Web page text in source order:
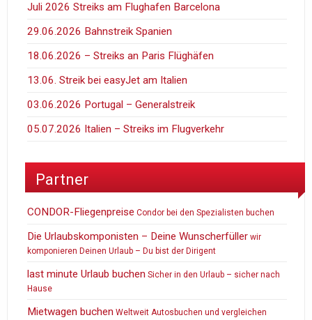
Juli 2026 Streiks am Flughafen Barcelona
29.06.2026 Bahnstreik Spanien
18.06.2026 – Streiks an Paris Flüghäfen
13.06. Streik bei easyJet am Italien
03.06.2026 Portugal – Generalstreik
05.07.2026 Italien – Streiks im Flugverkehr
Partner
CONDOR-Fliegenpreise Condor bei den Spezialisten buchen
Die Urlaubskomponisten – Deine Wunscherfüller wir
komponieren Deinen Urlaub – Du bist der Dirigent
last minute Urlaub buchen Sicher in den Urlaub – sicher nach
Hause
Mietwagen buchen Weltweit Autosbuchen und vergleichen